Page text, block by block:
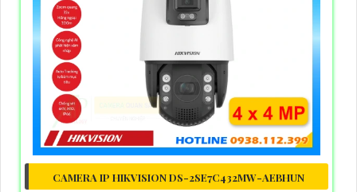
CAMERA IP HIKVISION DS-2SE7C432MW-AEBHUN